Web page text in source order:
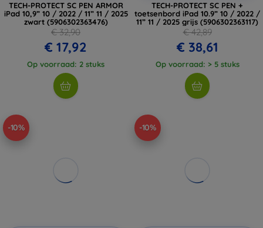
TECH-PROTECT SC PEN ARMOR
iPad 10,9” 10 / 2022 / 11” 11 / 2025
zwart (5906302363476)
€ 32,90
€ 17,92
Op voorraad: 2 stuks
TECH-PROTECT SC PEN +
toetsenbord iPad 10.9” 10 / 2022 /
11” 11 / 2025 grijs (5906302363117)
€ 42,89
€ 38,61
Op voorraad: > 5 stuks
-10% -10%